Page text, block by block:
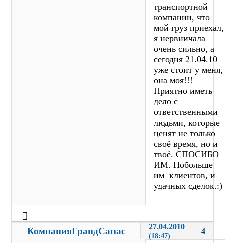
транспортной
компании, что
мой груз приехал,
я нервничала
очень сильно, а
сегодня 21.04.10
уже стоит у меня,
она моя!!!
Приятно иметь
дело с
ответственными
людьми, которые
ценят не только
своё время, но и
твоё. СПОСИБО
ИМ. Побольше
им клиентов, и
удачных сделок.:)
4
КомпанияГрандСанас 27.04.2010
(18:47)